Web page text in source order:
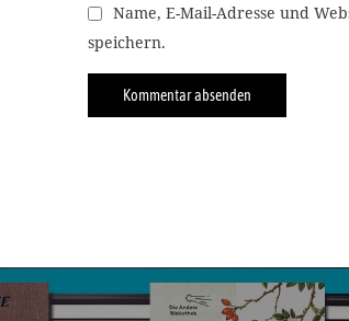
Name, E-Mail-Adresse und
speichern.